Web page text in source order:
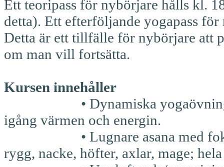
Ett teoripass för nybörjare hålls kl.
detta). Ett efterföljande yogapass
Detta är ett tillfälle för nybörjare att
om man vill fortsätta.
Kursen innehåller
• Dynamiska yogaövningar
igång värmen och energin.
• Lugnare asana med fokus
rygg, nacke, höfter, axlar, mage;